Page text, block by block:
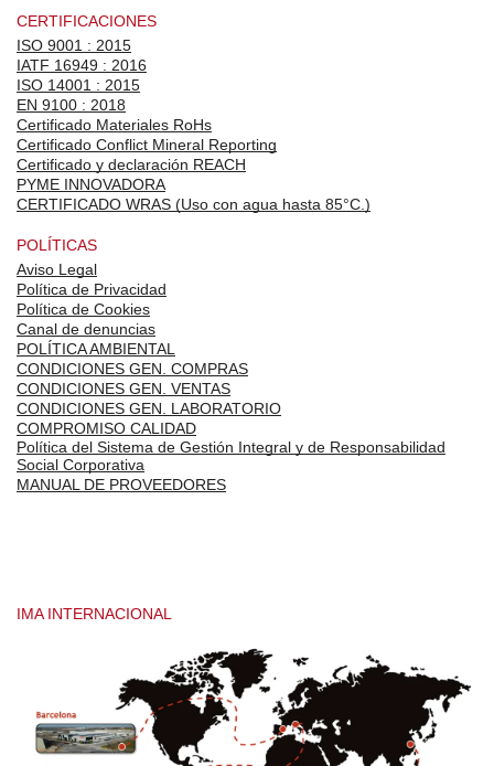
CERTIFICACIONES
ISO 9001 : 2015
IATF 16949 : 2016
ISO 14001 : 2015
EN 9100 : 2018
Certificado Materiales RoHs
Certificado Conflict Mineral Reporting
Certificado y declaración REACH
PYME INNOVADORA
CERTIFICADO WRAS (Uso con agua hasta 85°C.)
POLÍTICAS
Aviso Legal
Política de Privacidad
Política de Cookies
Canal de denuncias
POLÍTICA AMBIENTAL
CONDICIONES GEN. COMPRAS
CONDICIONES GEN. VENTAS
CONDICIONES GEN. LABORATORIO
COMPROMISO CALIDAD
Política del Sistema de Gestión Integral y de Responsabilidad
Social Corporativa
MANUAL DE PROVEEDORES
IMA INTERNACIONAL